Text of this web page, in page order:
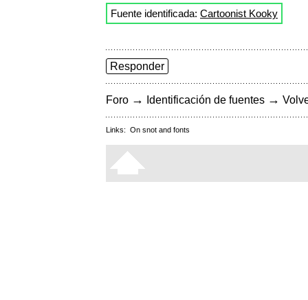
Fuente identificada: Cartoonist Kooky
Responder
Foro → Identificación de fuentes →
Links: On snot and fonts